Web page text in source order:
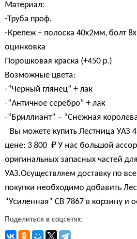
Материал:
-Труба проф.
-Крепеж – полоска 40х2мм, болт
оцинковка
Порошковая краска (+450 р.)
Возможные цвета:
-“Черный глянец” + лак
-“Античное серебро” + лак
-“Бриллиант” – “Снежная
Вы можете купить Лестница УАЗ
цене: 3 800 ₽ У нас большой
оригинальных запасных частей
УАЗ.Осуществляем доставку по
покупки необходимо добавить
“Усиленная” СВ 7867 в корзину и
Поделиться в соцсетях: